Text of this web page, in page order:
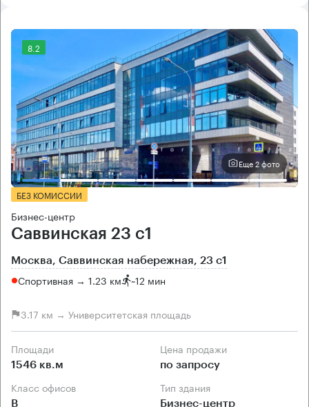
8.2
Еще 2 фото
БЕЗ КОМИССИИ
Бизнес-центр
Саввинская 23 с1
Москва, Саввинская набережная, 23 с1
Спортивная → 1.23 км ~12 мин
3.17 км → Университетская площадь
Площади
1546 кв.м
Цена продажи
по запросу
Класс офисов
B
Тип здания
Бизнес-центр